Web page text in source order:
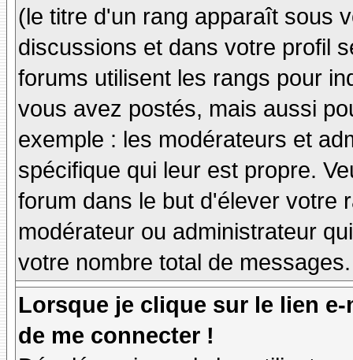
(le titre d'un rang apparaît sous
discussions et dans votre profil
forums utilisent les rangs pour
vous avez postés, mais aussi
exemple : les modérateurs et
spécifique qui leur est propre.
forum dans le but d'élever votre
modérateur ou administrateur
votre nombre total de messages.
Lorsque je clique sur le lien
de me connecter !